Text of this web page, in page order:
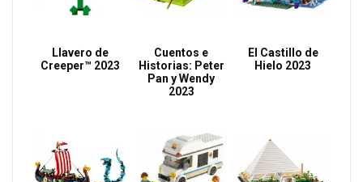
Llavero de
Creeper™ 2023
Cuentos e
Historias: Peter
Pan y Wendy
2023
El Castillo de
Hielo 2023